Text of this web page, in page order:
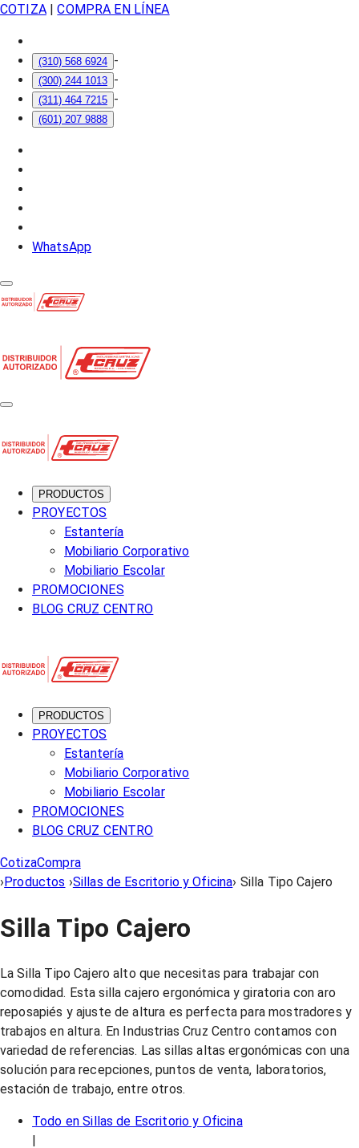
COTIZA| COMPRA EN LÍNEA
(310) 568 6924 -
(300) 244 1013 -
(311) 464 7215 -
(601) 207 9888
WhatsApp
PRODUCTOS
PROYECTOS
Estantería
Mobiliario Corporativo
Mobiliario Escolar
PROMOCIONES
BLOG CRUZ CENTRO
PRODUCTOS
PROYECTOS
Estantería
Mobiliario Corporativo
Mobiliario Escolar
PROMOCIONES
BLOG CRUZ CENTRO
CotizaCompra
›Productos ›Sillas de Escritorio y Oficina› Silla Tipo Cajero
Silla Tipo Cajero
La Silla Tipo Cajero alto que necesitas para trabajar con
comodidad. Esta silla cajero ergonómica y giratoria con aro
reposapiés y ajuste de altura es perfecta para mostradores y
trabajos en altura. En Industrias Cruz Centro contamos con
variedad de referencias. Las sillas altas ergonómicas con una
solución para recepciones, puntos de venta, laboratorios,
estación de trabajo, entre otros.
Todo enSillas de Escritorio y Oficina